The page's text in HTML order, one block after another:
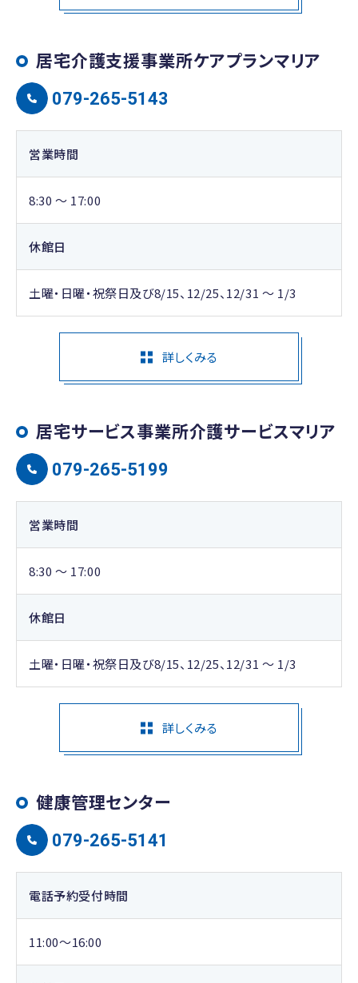
居宅介護支援事業所ケアプランマリア
079-265-5143
営業時間
8:30 ～ 17:00
休館日
土曜・日曜・祝祭日及び8/15、12/25、12/31 ～ 1/3
詳しくみる
居宅サービス事業所介護サービスマリア
079-265-5199
営業時間
8:30 ～ 17:00
休館日
土曜・日曜・祝祭日及び8/15、12/25、12/31 ～ 1/3
詳しくみる
健康管理センター
079-265-5141
電話予約受付時間
11:00～16:00